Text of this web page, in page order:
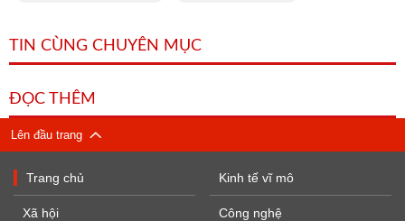
TIN CÙNG CHUYÊN MỤC
ĐỌC THÊM
Lên đầu trang
Trang chủ
Xã hội
Kinh tế vĩ mô
Công nghệ